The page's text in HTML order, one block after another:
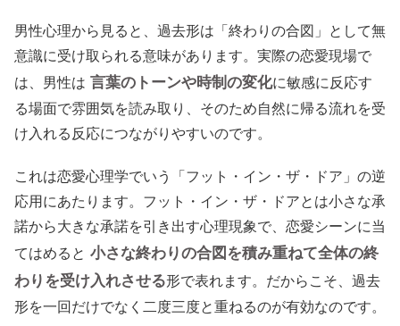
男性心理から見ると、過去形は「終わりの合図」として無
意識に受け取られる意味があります。実際の恋愛現場で
は、男性は 言葉のトーンや時制の変化に敏感に反応す
る場面で雰囲気を読み取り、そのため自然に帰る流れを受
け入れる反応につながりやすいのです。
これは恋愛心理学でいう「フット・イン・ザ・ドア」の逆
応用にあたります。フット・イン・ザ・ドアとは小さな承
諾から大きな承諾を引き出す心理現象で、恋愛シーンに当
てはめると 小さな終わりの合図を積み重ねて全体の終
わりを受け入れさせる形で表れます。だからこそ、過去
形を一回だけでなく二度三度と重ねるのが有効なのです。